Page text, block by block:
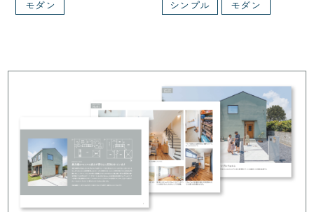
モダン シンプル モダン